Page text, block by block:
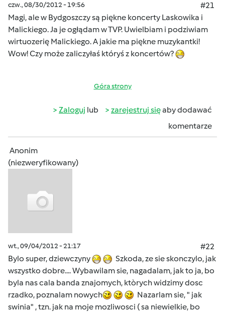
czw., 08/30/2012 - 19:56
#21
Magi, ale w Bydgoszczy są piękne koncerty Laskowika i
Malickiego. Ja je ogłądam w TVP. Uwielbiam i podziwiam
wirtuozerię Malickiego. A jakie ma piękne muzykantki!
Wow! Czy może zaliczyłaś któryś z koncertów?
Góra strony
Zaloguj lub zarejestruj sięaby dodawać
komentarze
Anonim
(niezweryfikowany)
wt., 09/04/2012 - 21:17
#22
Bylo super, dziewczyny
Szkoda, ze sie skonczylo, jak
wszystko dobre.... Wybawilam sie, nagadalam, jak to ja, bo
byla nas cala banda znajomych, ktòrych widzimy dosc
rzadko, poznalam nowych
Nazarlam sie, " jak
swinia" , tzn. jak na moje mozliwosci ( sa niewielkie, bo